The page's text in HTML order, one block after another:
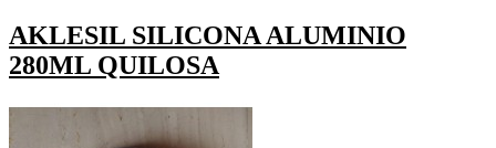
AKLESIL SILICONA ALUMINIO
280ML QUILOSA